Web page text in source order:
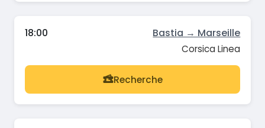
18:00 Bastia → Marseille
Corsica Linea
Recherche